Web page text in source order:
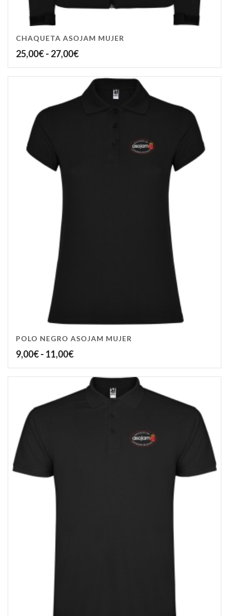
CHAQUETA ASOJAM MUJER
25,00€- 27,00€Rango
de
precios:
desde
25,00€
POLO NEGRO ASOJAM MUJER
9,00€- 11,00€Rango
de
precios:
desde